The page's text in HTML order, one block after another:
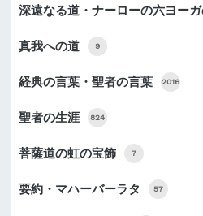
深遠なる道・ナーローの六ヨー
真我への道 9
経典の言葉・聖者の言葉 2016
聖者の生涯 824
菩薩道の虹の宝飾 7
要約・マハーバーラタ 57